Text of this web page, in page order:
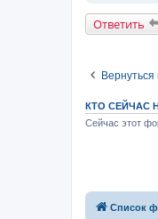
Ответить
КТО СЕЙЧАС
Сейчас этот
Список